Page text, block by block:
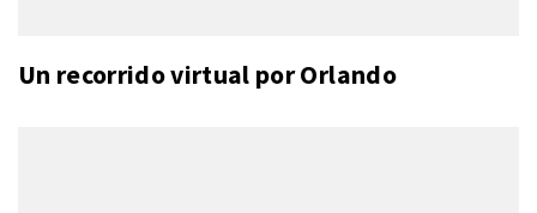
Un recorrido virtual por Orlando